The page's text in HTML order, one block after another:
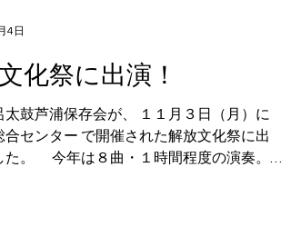
学びの教室
ー 小ベースアップ
化祭に出演！
太鼓芦浦保存会が、 １１月３日（月）に
合センター で開催された解放文化祭に出
た。 今年は８曲・１時間程度の演奏。
4日